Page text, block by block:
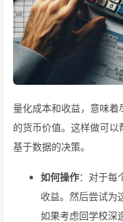
量化成本和收益，意味
的货币价值。这样做可
基于数据的决策。
如何操作：对于每
收益。然后尝试为
如果考虑回学校深